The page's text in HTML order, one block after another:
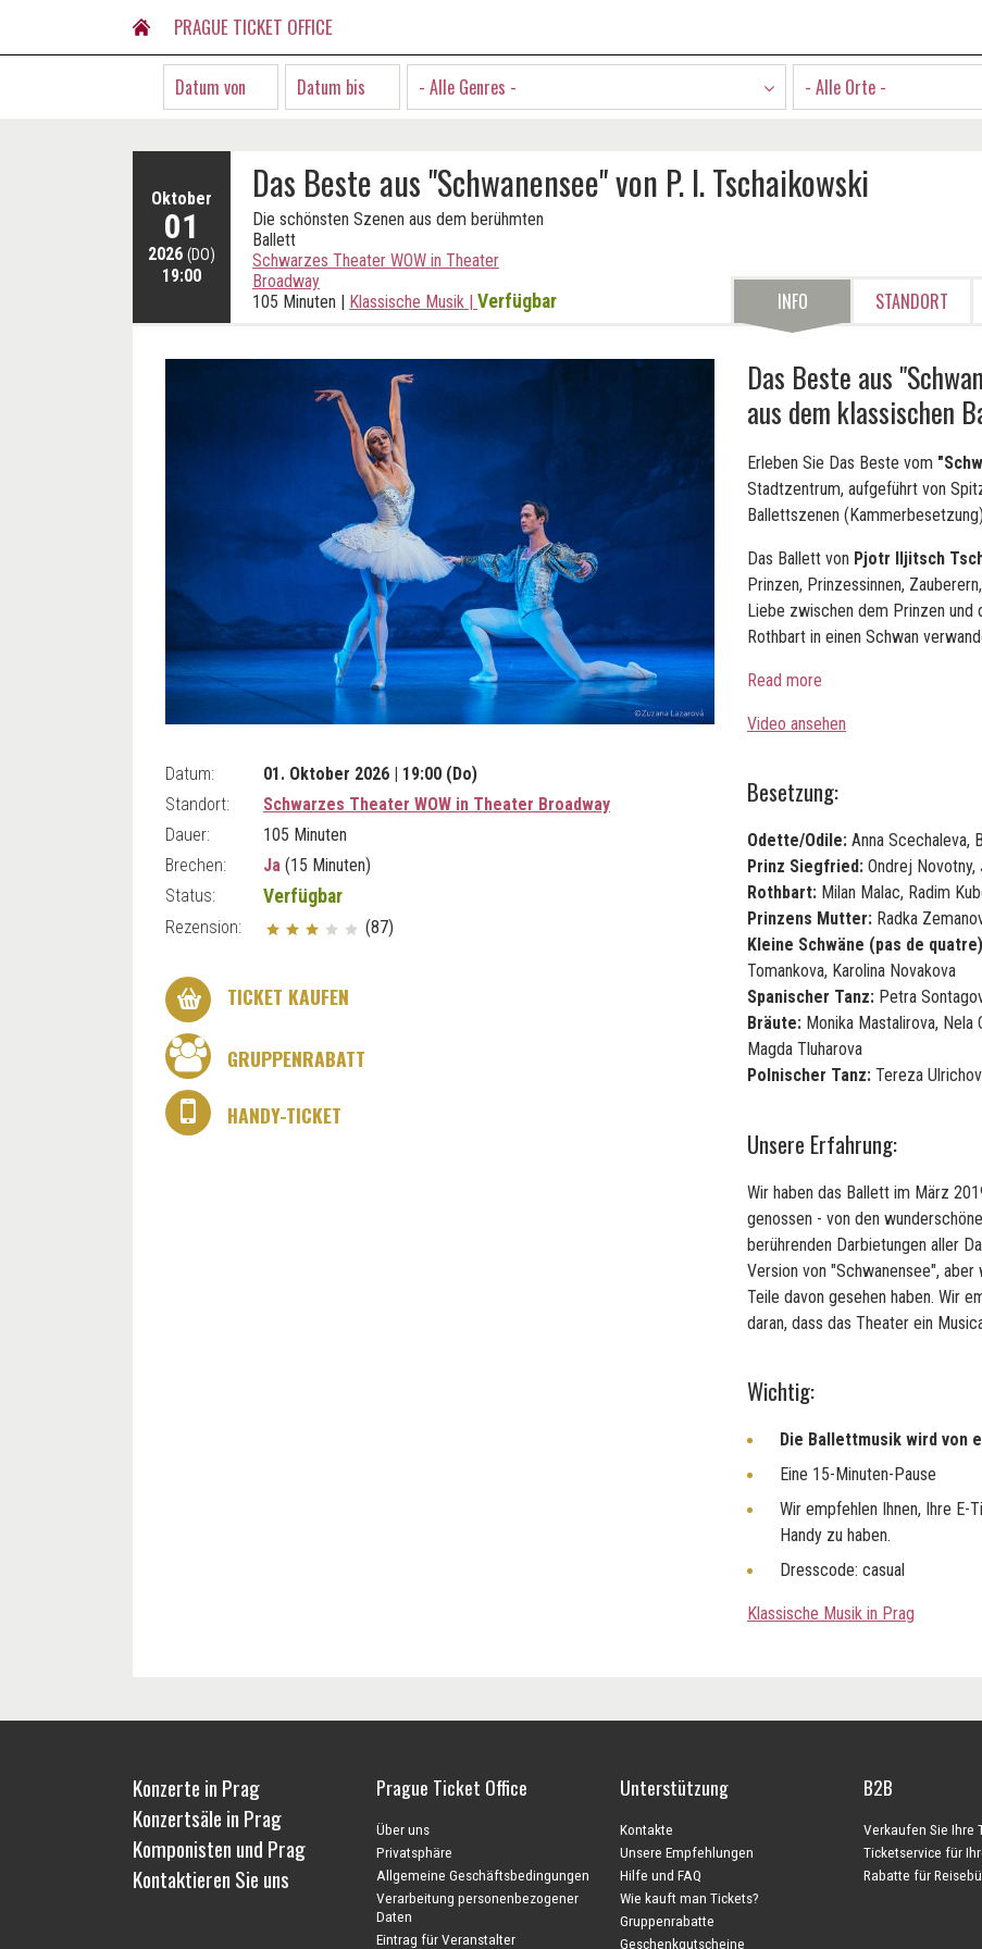
PRAGUE TICKET OFFICE
- Alle Genres - - Alle Orte -
Oktober
01
2026 (DO)
19:00
Das Beste aus "Schwanensee" von P. I. Tschaikowski
Die schönsten Szenen aus dem berühmten
Ballett
Schwarzes Theater WOW in Theater
Broadway
105 Minuten | Klassische Musik | Verfügbar INFO STANDORT
Datum:
01. Oktober 2026 | 19:00 (Do)
Standort:
Schwarzes Theater WOW in Theater Broadway
Dauer:
105 Minuten
Brechen:
Ja (15 Minuten)
Status:
Verfügbar
Rezension: (87)
TICKET KAUFEN
GRUPPENRABATT
HANDY-TICKET
Das Beste aus
aus dem klassischen
Erleben Sie Das Beste vom
Stadtzentrum, aufgeführt von
Ballettszenen
Das Ballett von Pjotr Iljitsch
Prinzen, Prinzessinnen,
Liebe zwischen dem Prinzen
Rothbart in einen Schwan
Read more
Video ansehen
Besetzung:
Odette/Odile: Anna Scechaleva,
Prinz Siegfried: Ondrej Novotny,
Rothbart: Milan Malac, Radim
Prinzens Mutter: Radka
Kleine Schwäne (pas de
Tomankova, Karolina Novakova
Spanischer Tanz: Petra
Bräute: Monika Mastalirova,
Magda Tluharova
Polnischer Tanz: Tereza
Unsere Erfahrung:
Wir haben das Ballett im März
genossen - von den
berührenden Darbietungen aller
Version von "Schwanensee",
Teile davon gesehen haben. Wir
daran, dass das Theater ein
Wichtig:
Die Ballettmusik wird von
Eine 15-Minuten-Pause
Wir empfehlen Ihnen, Ihre E-
Handy zu haben.
Dresscode: casual
Klassische Musik in Prag
Konzerte in Prag
Konzertsäle in Prag
Komponisten und Prag
Kontaktieren Sie uns
Prague Ticket Office
Über uns
Privatsphäre
Allgemeine Geschäftsbedingungen
Verarbeitung personenbezogener
Daten
Eintrag für Veranstalter
Unterstützung
Kontakte
Unsere Empfehlungen
Hilfe und FAQ
Wie kauft man Tickets?
Gruppenrabatte
Geschenkgutscheine
B2B
Verkaufen Sie Ihre
Ticketservice für
Rabatte für